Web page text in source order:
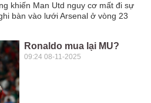
khiến Man Utd nguy cơ mất đi sự
bàn vào lưới Arsenal ở vòng 23
Ronaldo mua lại MU?
09:24 08-11-2025